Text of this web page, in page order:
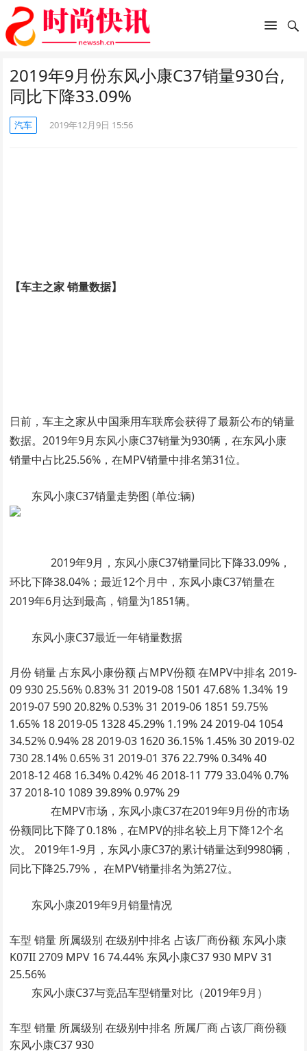
2019年9月份东风小康C37销量930台,
同比下降33.09%
汽车 2019年12月9日 15:56
【车主之家 销量数据】
日前，车主之家从中国乘用车联席会获得了最新公布的销量
数据。2019年9月东风小康C37销量为930辆，在东风小康
销量中占比25.56%，在MPV销量中排名第31位。
东风小康C37销量走势图 (单位:辆)
2019年9月，东风小康C37销量同比下降33.09%，
环比下降38.04%；最近12个月中，东风小康C37销量在
2019年6月达到最高，销量为1851辆。
东风小康C37最近一年销量数据
月份 销量 占东风小康份额 占MPV份额 在MPV中排名 2019-
09 930 25.56% 0.83% 31 2019-08 1501 47.68% 1.34% 19
2019-07 590 20.82% 0.53% 31 2019-06 1851 59.75%
1.65% 18 2019-05 1328 45.29% 1.19% 24 2019-04 1054
34.52% 0.94% 28 2019-03 1620 36.15% 1.45% 30 2019-02
730 28.14% 0.65% 31 2019-01 376 22.79% 0.34% 40
2018-12 468 16.34% 0.42% 46 2018-11 779 33.04% 0.7%
37 2018-10 1089 39.89% 0.97% 29
在MPV市场，东风小康C37在2019年9月份的市场
份额同比下降了0.18%，在MPV的排名较上月下降12个名
次。 2019年1-9月，东风小康C37的累计销量达到9980辆，
同比下降25.79%， 在MPV销量排名为第27位。
东风小康2019年9月销量情况
车型 销量 所属级别 在级别中排名 占该厂商份额 东风小康
K07II 2709 MPV 16 74.44% 东风小康C37 930 MPV 31
25.56%
东风小康C37与竞品车型销量对比（2019年9月）
车型 销量 所属级别 在级别中排名 所属厂商 占该厂商份额
东风小康C37 930